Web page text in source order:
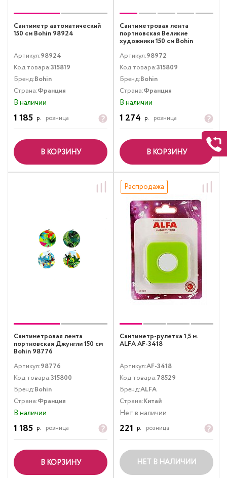
Сантиметр автоматический
150 см Bohin 98924
Артикул:98924
Код товара:315819
Бренд:Bohin
Страна:Франция
В наличии
1 185 р. розница
В КОРЗИНУ
Сантиметровая лента
портновская Великие
художники 150 см Bohin
Артикул:98972
Код товара:315809
Бренд:Bohin
Страна:Франция
В наличии
1 274 р. розница
В КОРЗИНУ
Сантиметровая лента
портновская Джунгли 150 см
Bohin 98776
Артикул:98776
Код товара:315800
Бренд:Bohin
Страна:Франция
В наличии
1 185 р. розница
В КОРЗИНУ
Распродажа
Сантиметр-рулетка 1,5 м.
ALFA AF-3418
Артикул:AF-3418
Код товара:78529
Бренд:ALFA
Страна:Китай
Нет в наличии
221 р. розница
НЕТ В НАЛИЧИИ